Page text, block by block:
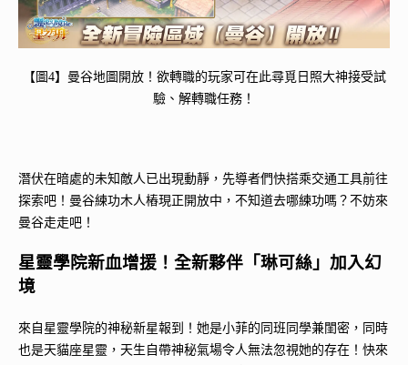
【圖4】曼谷地圖開放！欲轉職的玩家可在此尋覓日照大神接受試
驗、解轉職任務！
潛伏在暗處的未知敵人已出現動靜，先導者們快搭乘交通工具前往
探索吧！曼谷練功木人樁現正開放中，不知道去哪練功嗎？不妨來
曼谷走走吧！
星靈學院新血增援！全新夥伴「琳可絲」加入幻
境
來自星靈學院的神秘新星報到！她是小菲的同班同學兼閨密，同時
也是天貓座星靈，天生自帶神秘氣場令人無法忽視她的存在！快來